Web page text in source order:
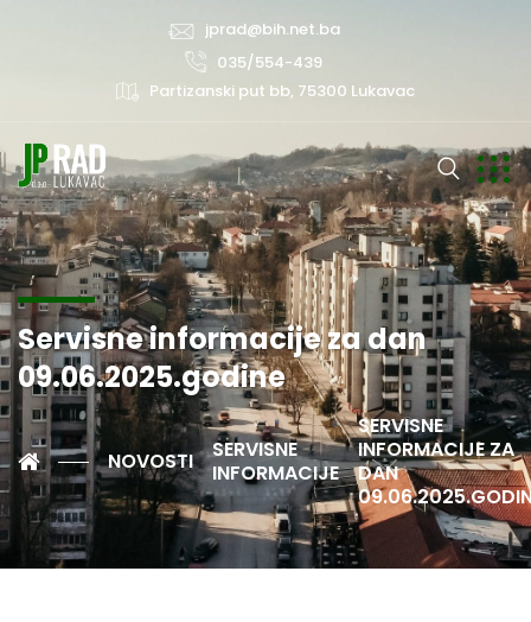
jprad@bih.net.ba
035/554-439
Partizanski put bb, 75300 Lukavac
Servisne informacije za dan
09.06.2025.godine
NOVOSTI
SERVISNE
INFORMACIJE
SERVISNE
INFORMACIJE ZA
DAN